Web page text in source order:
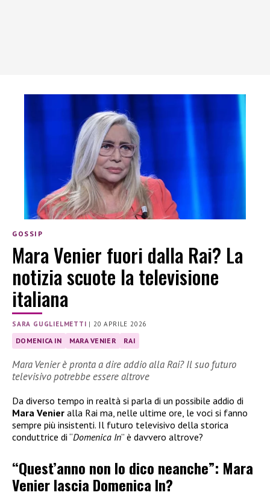
GOSSIP
Mara Venier fuori dalla Rai? La
notizia scuote la televisione
italiana
SARA GUGLIELMETTI | 20 APRILE 2026
DOMENICA IN MARA VENIER RAI
Mara Venier è pronta a dire addio alla Rai? Il suo futuro
televisivo potrebbe essere altrove
Da diverso tempo in realtà si parla di un possibile addio di
Mara Venier alla Rai ma, nelle ultime ore, le voci si fanno
sempre più insistenti. Il futuro televisivo della storica
conduttrice di “Domenica In” è davvero altrove?
“Quest’anno non lo dico neanche”: Mara
Venier lascia Domenica In?